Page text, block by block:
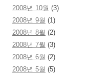
2008년 10월 (3)
2008년 9월 (1)
2008년 8월 (2)
2008년 7월 (3)
2008년 6월 (2)
2008년 5월 (5)